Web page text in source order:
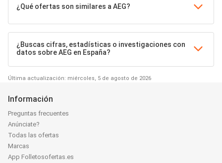
¿Qué ofertas son similares a AEG?
¿Buscas cifras, estadísticas o investigaciones con
datos sobre AEG en España?
Última actualización: miércoles, 5 de agosto de 2026
Información
Preguntas frecuentes
Anúnciate?
Todas las ofertas
Marcas
App Folletosofertas.es